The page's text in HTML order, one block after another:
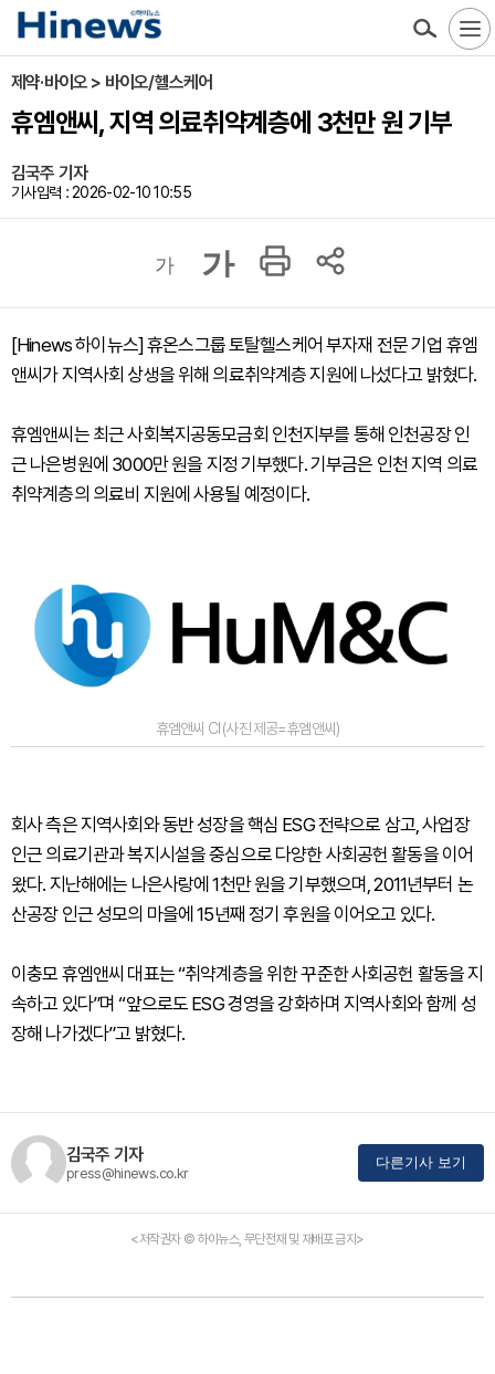
제약·바이오 > 바이오/헬스케어
휴엠앤씨, 지역 의료취약계층에 3천만 원 기부
김국주 기자
기사입력 : 2026-02-10 10:55
가 가
[Hinews 하이뉴스] 휴온스그룹 토탈헬스케어 부자재 전문 기업 휴엠
앤씨가 지역사회 상생을 위해 의료취약계층 지원에 나섰다고 밝혔다.
휴엠앤씨는 최근 사회복지공동모금회 인천지부를 통해 인천공장 인
근 나은병원에 3000만 원을 지정 기부했다. 기부금은 인천 지역 의료
취약계층의 의료비 지원에 사용될 예정이다.
휴엠앤씨 CI (사진 제공=휴엠앤씨)
회사 측은 지역사회와 동반 성장을 핵심 ESG 전략으로 삼고, 사업장
인근 의료기관과 복지시설을 중심으로 다양한 사회공헌 활동을 이어
왔다. 지난해에는 나은사랑에 1천만 원을 기부했으며, 2011년부터 논
산공장 인근 성모의 마을에 15년째 정기 후원을 이어오고 있다.
이충모 휴엠앤씨 대표는 “취약계층을 위한 꾸준한 사회공헌 활동을 지
속하고 있다”며 “앞으로도 ESG 경영을 강화하며 지역사회와 함께 성
장해 나가겠다”고 밝혔다.
김국주 기자
press@hinews.co.kr
다른기사 보기
<저작권자 © 하이뉴스, 무단전재 및 재배포 금지>